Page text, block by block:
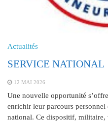
Actualités
SERVICE NATIONAL
12 MAI 2026
Une nouvelle opportunité
enrichir leur parcours
national. Ce dispositif,